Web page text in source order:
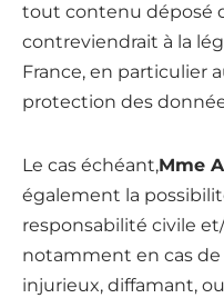
tout contenu déposé
contreviendrait à la
France, en particulier
protection des
Le cas échéant,Mme
également la
responsabilité civile
notamment en cas de
injurieux, diffamant,